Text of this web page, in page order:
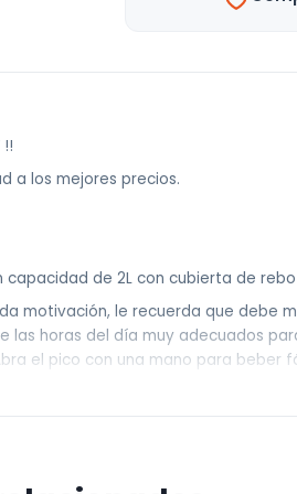
!!
a los mejores precios.
capacidad de 2L con cubierta de
motivación, le recuerda que
las horas del día muy adecuados
el pico con una mano para beber
diseñada hace que sea fácil
de calidad alimentaria.